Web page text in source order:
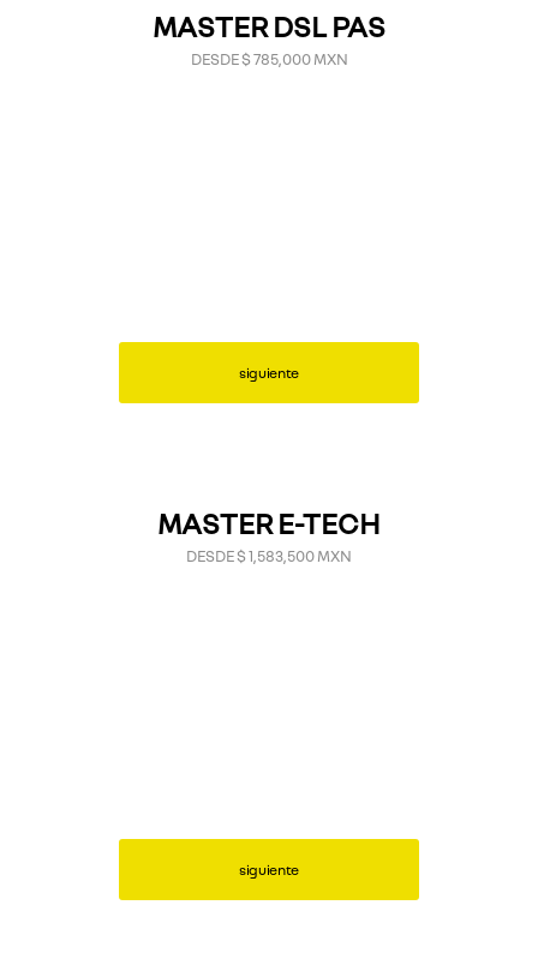
MASTER DSL PAS
DESDE $ 785,000 MXN
siguiente
MASTER E-TECH
DESDE $ 1,583,500 MXN
siguiente